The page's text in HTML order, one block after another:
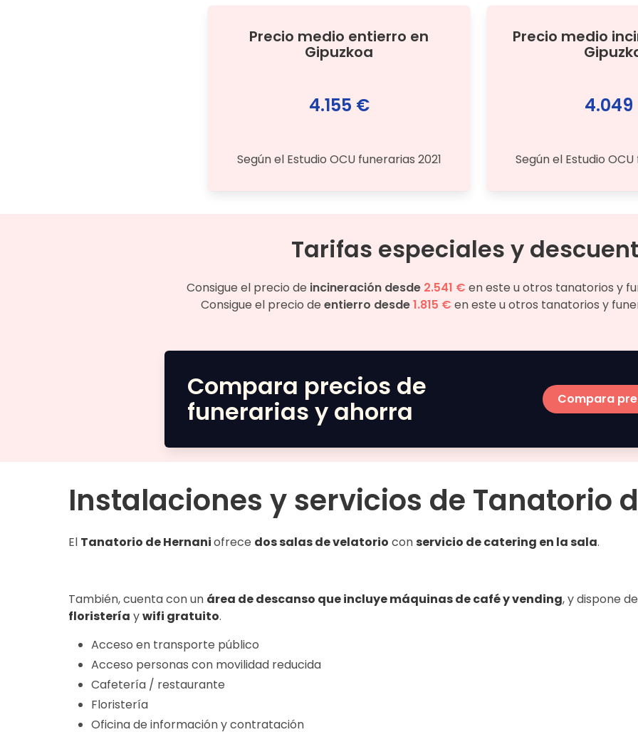
Precio medio entierro en
Gipuzkoa
4.155 €
Según el Estudio OCU funerarias 2021
Precio medio
Según el Estudio
Tarifas especiales y
Consigue el precio de incineración desde 2.541 € en este u otros tanatorios y
Consigue el precio de entierro desde1.815 € en este u otros tanatorios y
Compara precios de
funerarias y ahorra
Compara
Instalaciones y servicios de Tanatorio
El Tanatorio de Hernaniofrece dos salas de velatorio con servicio de catering en la sala.
También, cuenta con un área de descanso que incluye máquinas de café y vending, y dispone
floristería ywifi gratuito.
Acceso en transporte público
Acceso personas con movilidad reducida
Cafetería / restaurante
Floristería
Oficina de información y contratación